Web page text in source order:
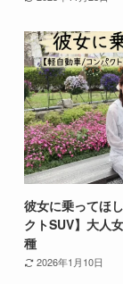
彼女に乗ってほ
クトSUV】大人
種
2026年1月10日